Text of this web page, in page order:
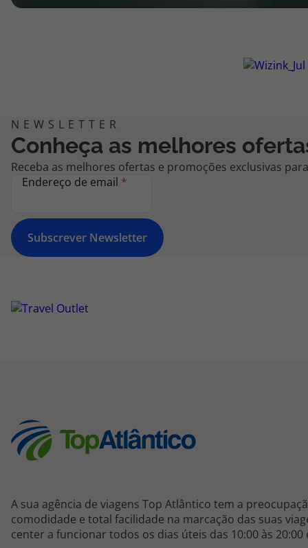
Conheça as melhores
Receba as melhores ofertas e promoções exclusivas
Endereço de email *
Subscrever Newsletter
A sua agência de viagens Top Atlântico tem a
comodidade e total facilidade na marcação das suas
center a funcionar todos os dias úteis das 10:00 às 20:00